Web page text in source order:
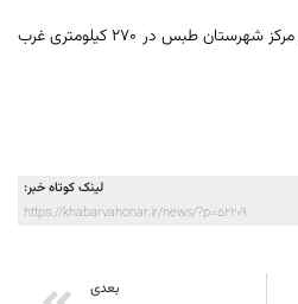
خراسان جنوبی ۱۱ شهرستان دارد و مرکز شهرستان طبس در ۲۷۰ کیلومتری غرب
لینک کوتاه خبر:
https://khabarvahonar.ir/news/?p=52209
بعدی